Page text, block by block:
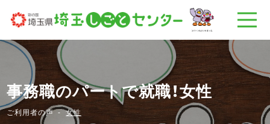
事務職のパートで就職！女性
ご利用者の声 女性